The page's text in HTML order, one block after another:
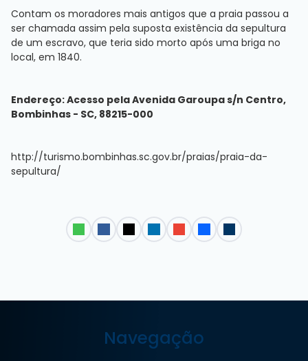
Contam os moradores mais antigos que a praia passou a
ser chamada assim pela suposta existência da sepultura
de um escravo, que teria sido morto após uma briga no
local, em 1840.
Endereço:Acesso pela Avenida Garoupa s/n Centro,
Bombinhas - SC, 88215-000
http://turismo.bombinhas.sc.gov.br/praias/praia-da-
sepultura/
Navegação